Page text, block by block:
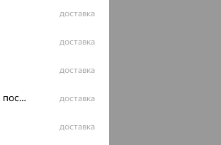
доставка
доставка
доставка
Ардатов (рабочий поселок) доставка
доставка